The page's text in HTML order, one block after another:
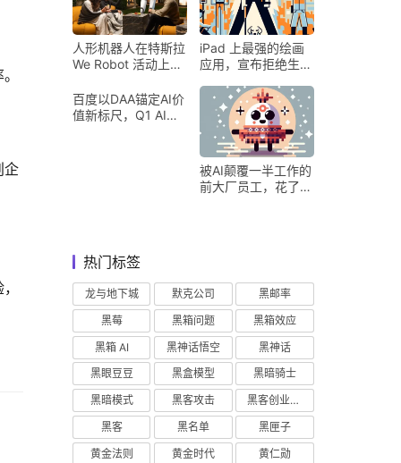
企
人形机器人在特斯拉
We Robot 活动上为
iPad 上最强的绘画
应用，宣布拒绝生成
百度以DAA锚定AI价
值新标尺，Q1 AI营
被AI颠覆一半工作的
前大厂员工，花了8
热门标签
龙与地下城 默克公司
黑邮率
黑莓
黑箱问题
黑箱效应
黑箱 AI
黑神话悟空
黑神话
黑眼豆豆
黑盒模型
黑暗骑士
黑暗模式
黑客攻击
黑客创业主义
黑客
黑名单
黑匣子
黄金法则
黄金时代
黄仁勋